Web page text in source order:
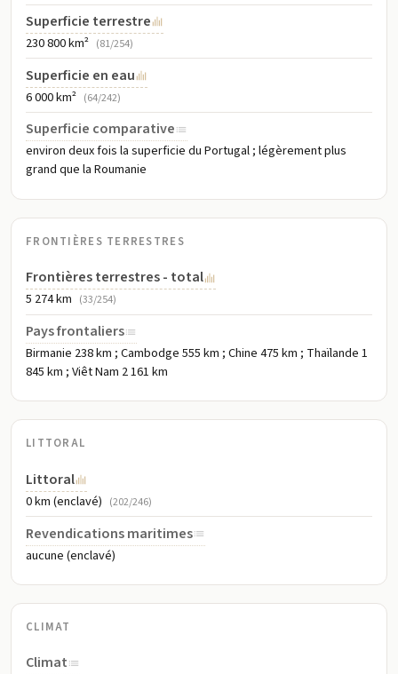
Superficie terrestre
230 800 km² (81/254)
Superficie en eau
6 000 km² (64/242)
Superficie comparative
environ deux fois la superficie du Portugal ; légèrement plus
grand que la Roumanie
FRONTIÈRES TERRESTRES
Frontières terrestres - total
5 274 km (33/254)
Pays frontaliers
Birmanie 238 km ; Cambodge 555 km ; Chine 475 km ; Thaïlande 1
845 km ; Viêt Nam 2 161 km
LITTORAL
Littoral
0 km (enclavé) (202/246)
Revendications maritimes
aucune (enclavé)
CLIMAT
Climat